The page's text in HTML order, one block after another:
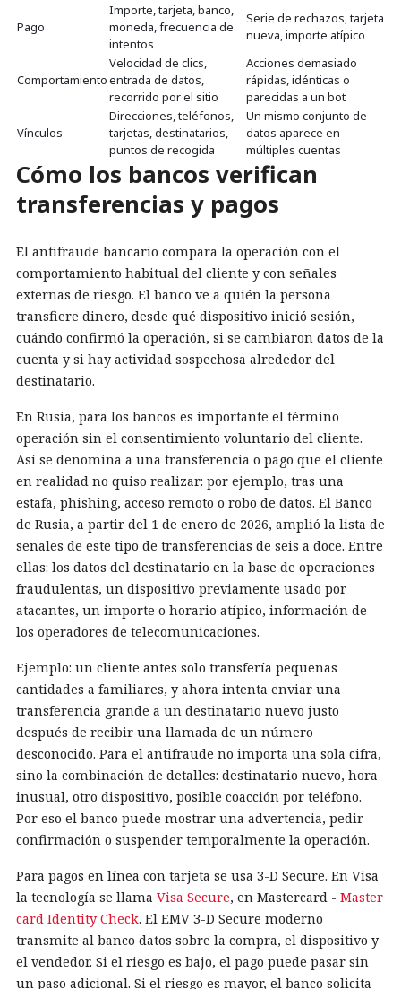
Pago
Importe, tarjeta, banco,
moneda, frecuencia de
intentos
Serie de rechazos, tarjeta
nueva, importe atípico
Comportamiento
Velocidad de clics,
entrada de datos,
recorrido por el sitio
Acciones demasiado
rápidas, idénticas o
parecidas a un bot
Vínculos
Direcciones, teléfonos,
tarjetas, destinatarios,
puntos de recogida
Un mismo conjunto de
datos aparece en
múltiples cuentas
Cómo los bancos verifican
transferencias y pagos
El antifraude bancario compara la operación con el
comportamiento habitual del cliente y con señales
externas de riesgo. El banco ve a quién la persona
transfiere dinero, desde qué dispositivo inició sesión,
cuándo confirmó la operación, si se cambiaron datos de la
cuenta y si hay actividad sospechosa alrededor del
destinatario.
En Rusia, para los bancos es importante el término
operación sin el consentimiento voluntario del cliente.
Así se denomina a una transferencia o pago que el cliente
en realidad no quiso realizar: por ejemplo, tras una
estafa, phishing, acceso remoto o robo de datos. El Banco
de Rusia, a partir del 1 de enero de 2026, amplió la lista de
señales de este tipo de transferencias de seis a doce. Entre
ellas: los datos del destinatario en la base de operaciones
fraudulentas, un dispositivo previamente usado por
atacantes, un importe o horario atípico, información de
los operadores de telecomunicaciones.
Ejemplo: un cliente antes solo transfería pequeñas
cantidades a familiares, y ahora intenta enviar una
transferencia grande a un destinatario nuevo justo
después de recibir una llamada de un número
desconocido. Para el antifraude no importa una sola cifra,
sino la combinación de detalles: destinatario nuevo, hora
inusual, otro dispositivo, posible coacción por teléfono.
Por eso el banco puede mostrar una advertencia, pedir
confirmación o suspender temporalmente la operación.
Para pagos en línea con tarjeta se usa 3-D Secure. En Visa
la tecnología se llama Visa Secure, en Mastercard - Master
card Identity Check. El EMV 3-D Secure moderno
transmite al banco datos sobre la compra, el dispositivo y
el vendedor. Si el riesgo es bajo, el pago puede pasar sin
un paso adicional. Si el riesgo es mayor, el banco solicita